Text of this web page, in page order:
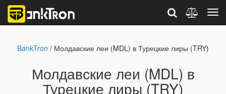
BankTron / Молдавские леи (MDL) в Турецкие лиры (TRY)
Молдавские леи (MDL) в
Турецкие лиры (TRY)